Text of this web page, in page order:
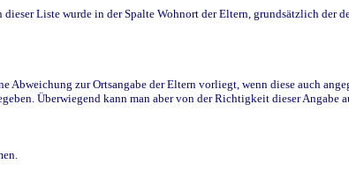
Liste wurde in der Spalte Wohnort der Eltern, grundsätzlich der
Abweichung zur Ortsangabe der Eltern vorliegt, wenn diese auch
Überwiegend kann man aber von der Richtigkeit dieser Angabe